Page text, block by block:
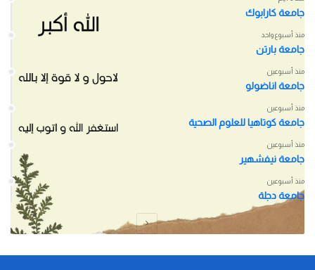
جامعة كارابوك
منذ أسبوع واحد
جامعة بارتن
منذ أسبوعين
جامعة اناضولو
منذ أسبوعين
جامعة كوتاهيا للعلوم الصحية
منذ أسبوعين
جامعة نيفشهير
منذ أسبوعين
جامعة دجلة